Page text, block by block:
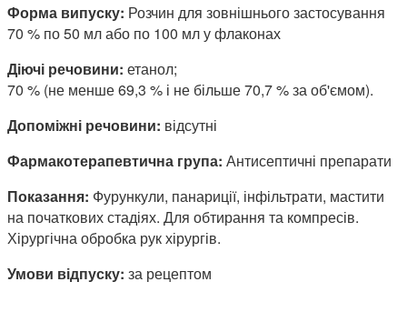
Форма випуску: Розчин для зовнішнього застосування
70 % по 50 мл або по 100 мл у флаконах
Діючі речовини: етанол;
70 % (не менше 69,3 % і не більше 70,7 % за об'ємом).
Допоміжні речовини: відсутні
Фармакотерапевтична група: Антисептичні препарати
Показання: Фурункули, панариції, інфільтрати, мастити
на початкових стадіях. Для обтирання та компресів.
Хірургічна обробка рук хірургів.
Умови відпуску: за рецептом